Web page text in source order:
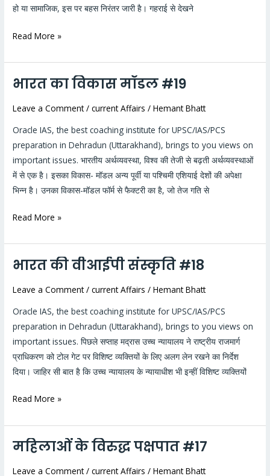
हो या सामाजिक, इस पर बहस निरंतर जारी है। गहराई से देखने
Read More »
भारत का विकास मॉडल #19
Leave a Comment /current Affairs /Hemant Bhatt
Oracle IAS, the best coaching institute for UPSC/IAS/PCS
preparation in Dehradun (Uttarakhand), brings to you views on
important issues. भारतीय अर्थव्यवस्था, विश्व की तेजी से बढ़ती अर्थव्यवस्थाओं
में से एक है। इसका विकास- मॉडल अन्य पूर्वी या पश्चिमी एशियाई देशों की अपेक्षा
भिन्न है। उनका विकास-मॉडल फॉर्म से फैक्टरी का है, जो तेज गति से
भारत
विकास
मॉडल
#19
Read More »
भारत की वीआईपी संस्कृति #18
Leave a Comment /current Affairs /Hemant Bhatt
Oracle IAS, the best coaching institute for UPSC/IAS/PCS
preparation in Dehradun (Uttarakhand), brings to you views on
important issues. पिछले सप्ताह मद्रास उच्च न्यायालय ने राष्ट्रीय राजमार्ग
प्राधिकरण को टोल गेट पर विशिष्ट व्यक्तियों के लिए अलग लेन रखने का निर्देश
दिया। जाहिर सी बात है कि उच्च न्यायालय के न्यायाधीश भी इन्हीं विशिष्ट व्यक्तियों
भारत
वीआईपी
संस्कृति
#18
Read More »
महिलाओं के विरुद्ध पक्षपात #17
Leave a Comment /current Affairs /Hemant Bhatt
महिलाओं